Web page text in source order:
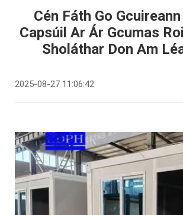
Cén Fáth Go
Capsúil Ar Ár Gcumas
Sholáthar Don Am
2025-08-27 11:06:42